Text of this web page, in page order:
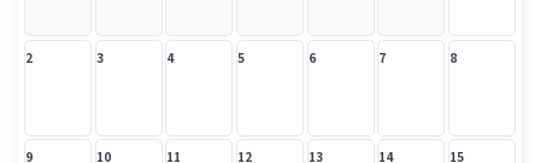
2 3 4 5 6 7 8
9 10 11 12 13 14 15